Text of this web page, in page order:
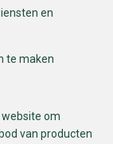
en
te maken
om
van producten